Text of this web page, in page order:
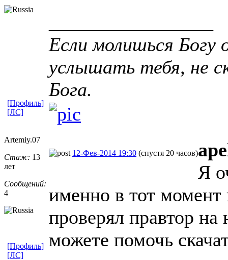
Если молишься Богу
услышать тебя, не
Бога.
[Профиль]
[ЛС]
Artemiy.07
Стаж: 13
лет
Сообщений:
4
12-Фев-2014 19:30 (спустя 20 часов)
Я
именно в тот момент
проверял правтор
можете помочь
[Профиль]
[ЛС]